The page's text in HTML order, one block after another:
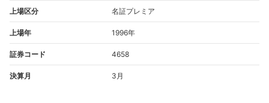
上場区分 名証プレミア
上場年 1996年
証券コード 4658
決算月 3月